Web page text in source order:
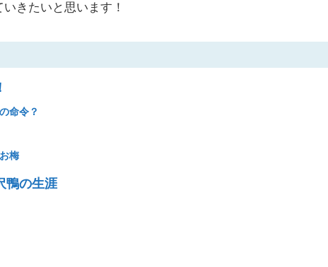
きたいと思います！
命令？
梅
鴨の生涯